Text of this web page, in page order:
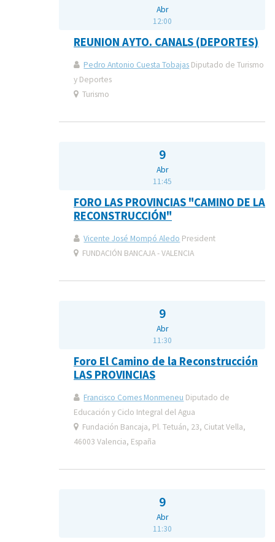
Abr
12:00
REUNION AYTO. CANALS (DEPORTES)
Pedro Antonio Cuesta Tobajas Diputado de Turismo
y Deportes
Turismo
9
Abr
11:45
FORO LAS PROVINCIAS "CAMINO DE LA
RECONSTRUCCIÓN"
Vicente José Mompó Aledo President
FUNDACIÓN BANCAJA - VALENCIA
9
Abr
11:30
Foro El Camino de la Reconstrucción
LAS PROVINCIAS
Francisco Comes Monmeneu Diputado de
Educación y Ciclo Integral del Agua
Fundación Bancaja, Pl. Tetuán, 23, Ciutat Vella,
46003 Valencia, España
9
Abr
11:30